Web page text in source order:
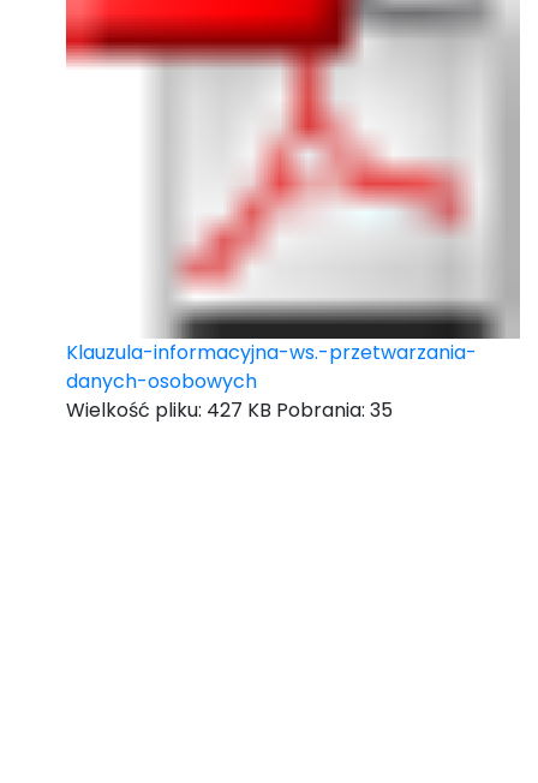
Klauzula-informacyjna-ws.-przetwarzania-
danych-osobowych
Wielkość pliku: 427 KB Pobrania: 35